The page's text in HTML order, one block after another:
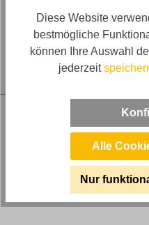
Absenden
Diese Website
bestmögliche
können Ihre Auswahl
jederzeit
Alle
Nur